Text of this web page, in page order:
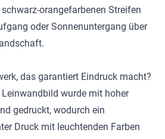
orangefarbenen Streifen
oder Sonnenuntergang über
das garantiert Eindruck macht?
Leinwandbild wurde mit hoher
gedruckt, wodurch ein
Druck mit leuchtenden Farben